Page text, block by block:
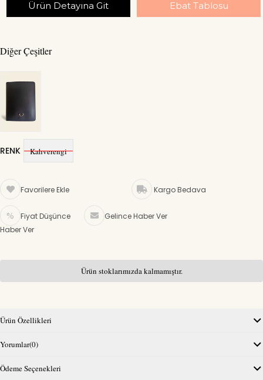
Ürün Detayına Git Ebat Tablosu
Diğer Çeşitler
RENK Kahverengi
Favorilere Ekle Kargo Bedava
Fiyat Düşünce
Haber Ver
Gelince Haber Ver
Ürün stoklarımızda kalmamıştır.
Ürün Özellikleri
Yorumlar(0)
Ödeme Seçenekleri